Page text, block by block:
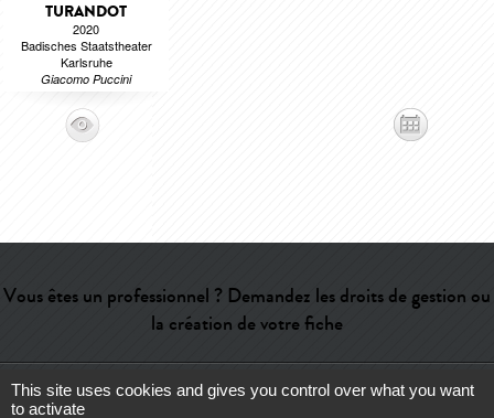
TURANDOT
2020
Badisches Staatstheater
Karlsruhe
Giacomo Puccini
Vous êtes un professionnel ? Demandez les droits de gestion ou
la création de votre fiche
Aide-Contact-Admin-Lexique-CGU-Qui sommes-nous ?-
This site uses cookies and gives you control over what you want
to activate